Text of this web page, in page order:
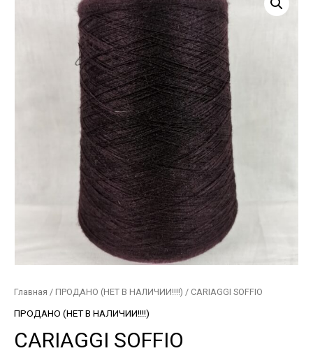
Главная / ПРОДАНО (НЕТ В НАЛИЧИИ!!!!) / CARIAGGI SOFFIO
ПРОДАНО (НЕТ В НАЛИЧИИ!!!!)
CARIAGGI SOFFIO